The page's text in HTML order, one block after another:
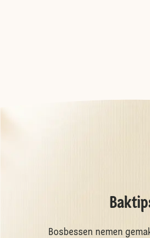
Bosbessen nemen